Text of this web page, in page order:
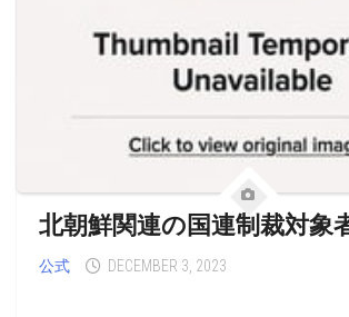
北朝鮮関連の国連制裁対象
公式 DECEMBER 3, 2023